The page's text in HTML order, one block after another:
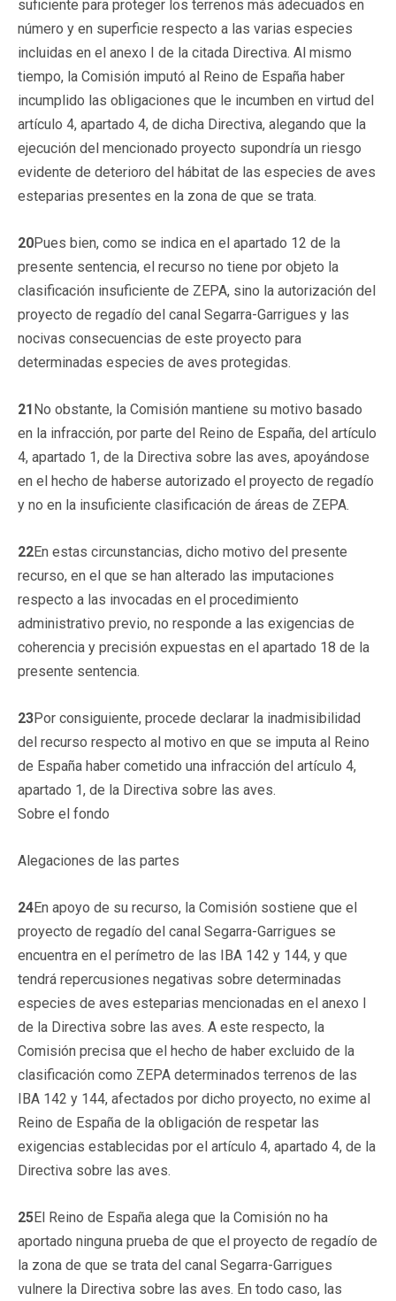
suficiente para proteger los terrenos más adecuados en
número y en superficie respecto a las varias especies
incluidas en el anexo I de la citada Directiva. Al mismo
tiempo, la Comisión imputó al Reino de España haber
incumplido las obligaciones que le incumben en virtud del
artículo 4, apartado 4, de dicha Directiva, alegando que la
ejecución del mencionado proyecto supondría un riesgo
evidente de deterioro del hábitat de las especies de aves
esteparias presentes en la zona de que se trata.
20Pues bien, como se indica en el apartado 12 de la
presente sentencia, el recurso no tiene por objeto la
clasificación insuficiente de ZEPA, sino la autorización del
proyecto de regadío del canal Segarra-Garrigues y las
nocivas consecuencias de este proyecto para
determinadas especies de aves protegidas.
21No obstante, la Comisión mantiene su motivo basado
en la infracción, por parte del Reino de España, del artículo
4, apartado 1, de la Directiva sobre las aves, apoyándose
en el hecho de haberse autorizado el proyecto de regadío
y no en la insuficiente clasificación de áreas de ZEPA.
22En estas circunstancias, dicho motivo del presente
recurso, en el que se han alterado las imputaciones
respecto a las invocadas en el procedimiento
administrativo previo, no responde a las exigencias de
coherencia y precisión expuestas en el apartado 18 de la
presente sentencia.
23Por consiguiente, procede declarar la inadmisibilidad
del recurso respecto al motivo en que se imputa al Reino
de España haber cometido una infracción del artículo 4,
apartado 1, de la Directiva sobre las aves.
Sobre el fondo
Alegaciones de las partes
24En apoyo de su recurso, la Comisión sostiene que el
proyecto de regadío del canal Segarra-Garrigues se
encuentra en el perímetro de las IBA 142 y 144, y que
tendrá repercusiones negativas sobre determinadas
especies de aves esteparias mencionadas en el anexo I
de la Directiva sobre las aves. A este respecto, la
Comisión precisa que el hecho de haber excluido de la
clasificación como ZEPA determinados terrenos de las
IBA 142 y 144, afectados por dicho proyecto, no exime al
Reino de España de la obligación de respetar las
exigencias establecidas por el artículo 4, apartado 4, de la
Directiva sobre las aves.
25El Reino de España alega que la Comisión no ha
aportado ninguna prueba de que el proyecto de regadío de
la zona de que se trata del canal Segarra-Garrigues
vulnere la Directiva sobre las aves. En todo caso, las